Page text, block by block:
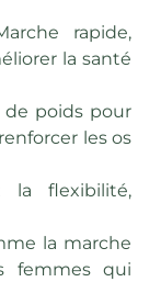
rapide,
la santé
de poids pour
les os
la flexibilité,
la marche
femmes qui